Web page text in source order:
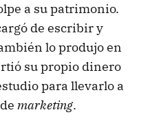
a su patrimonio.
de escribir y
lo produjo en
su propio dinero
para llevarlo a
marketing.